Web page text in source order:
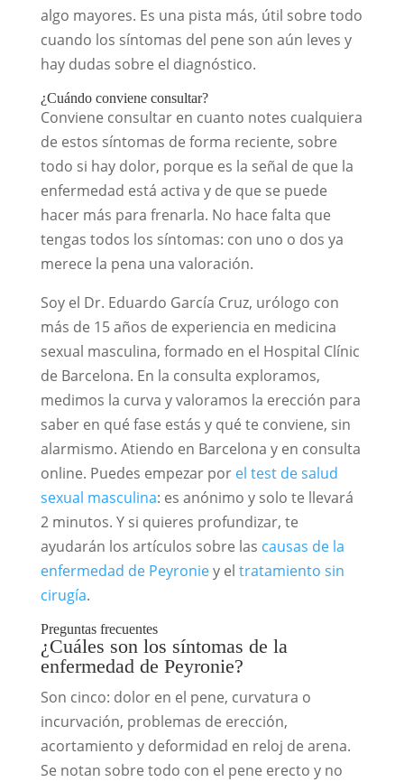
algo mayores. Es una pista más, útil sobre todo
cuando los síntomas del pene son aún leves y
hay dudas sobre el diagnóstico.
¿Cuándo conviene consultar?
Conviene consultar en cuanto notes cualquiera
de estos síntomas de forma reciente, sobre
todo si hay dolor, porque es la señal de que la
enfermedad está activa y de que se puede
hacer más para frenarla. No hace falta que
tengas todos los síntomas: con uno o dos ya
merece la pena una valoración.
Soy el Dr. Eduardo García Cruz, urólogo con
más de 15 años de experiencia en medicina
sexual masculina, formado en el Hospital Clínic
de Barcelona. En la consulta exploramos,
medimos la curva y valoramos la erección para
saber en qué fase estás y qué te conviene, sin
alarmismo. Atiendo en Barcelona y en consulta
online. Puedes empezar por el test de salud
sexual masculina: es anónimo y solo te llevará
2 minutos. Y si quieres profundizar, te
ayudarán los artículos sobre las causas de la
enfermedad de Peyroniey el tratamiento sin
cirugía.
Preguntas frecuentes
¿Cuáles son los síntomas de la
enfermedad de Peyronie?
Son cinco: dolor en el pene, curvatura o
incurvación, problemas de erección,
acortamiento y deformidad en reloj de arena.
Se notan sobre todo con el pene erecto y no